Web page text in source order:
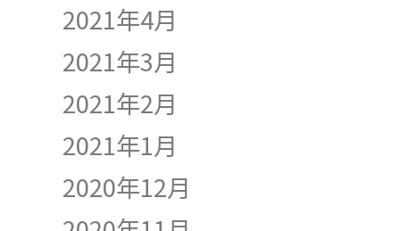
2021年4月
2021年3月
2021年2月
2021年1月
2020年12月